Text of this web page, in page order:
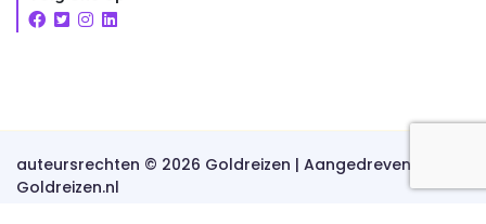
auteursrechten © 2026 Goldreizen | Aangedreven door
Goldreizen.nl